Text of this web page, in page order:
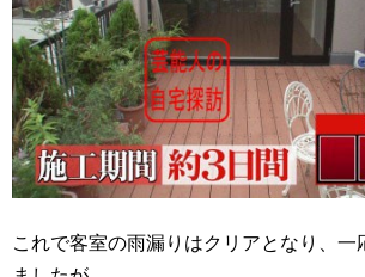
これで客室の雨漏りはクリアとなり、一